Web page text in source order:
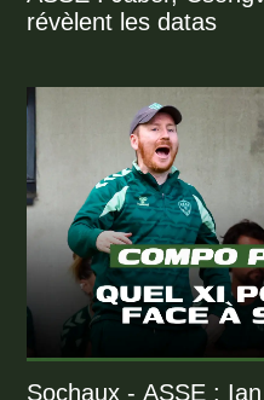
révèlent les datas
Sochaux - ASSE :